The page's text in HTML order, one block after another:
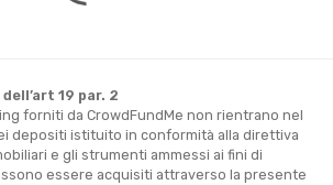
19 par. 2
forniti da CrowdFundMe non rientrano nel
depositi istituito in conformità alla direttiva
e gli strumenti ammessi ai fini di
essere acquisiti attraverso la presente